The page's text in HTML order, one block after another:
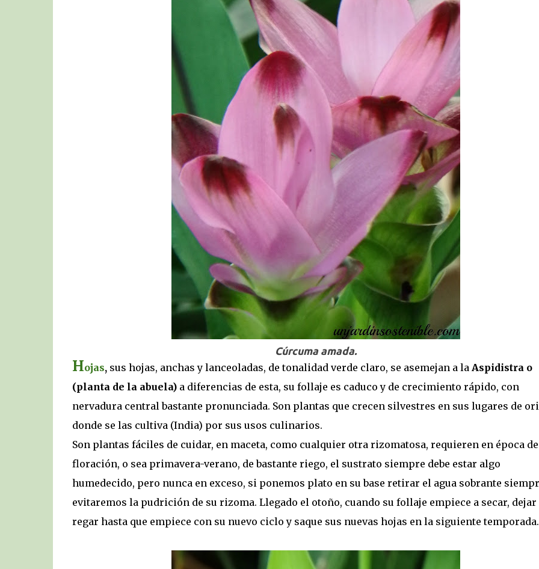
Cúrcuma amada.
Hojas,sus hojas, anchas y lanceoladas, de tonalidad verde claro, se asemejan a la Aspidistra o
(planta de la abuela)a diferencias de esta, su follaje es caduco y de crecimiento rápido, con
nervadura central bastante pronunciada. Son plantas que crecen silvestres en sus lugares de
donde se las cultiva (India) por sus usos culinarios.
Son plantas fáciles de cuidar, en maceta, como cualquier otra rizomatosa, requieren en época de
floración, o sea primavera-verano, de bastante riego, el sustrato siempre debe estar algo
humedecido, pero nunca en exceso, si ponemos plato en su base retirar el agua sobrante
evitaremos la pudrición de su rizoma. Llegado el otoño, cuando su follaje empiece a secar, dejar
regar hasta que empiece con su nuevo ciclo y saque sus nuevas hojas en la siguiente temporada.